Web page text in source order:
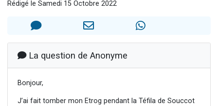
30 personnes viennent de faire un don pour Sauvez la jambe de Yohan
12 nouvelles musiques dans Torah-Box Music
29 personnes viennent de demander une bénédiction
Rédigé le Samedi 15 Octobre 2022
La question de Anonyme
Bonjour,
J’ai fait tomber mon Etrog pendant la Téfila de Souccot